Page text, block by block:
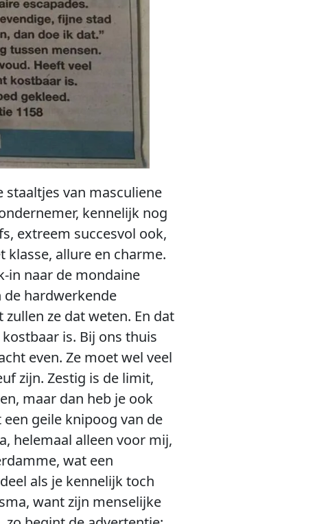
staaltjes van masculiene
kennelijk nog
extreem succesvol ook,
allure en charme.
in naar de mondaine
de hardwerkende
ze dat weten. En dat
is. Bij ons thuis
even. Ze moet wel veel
zijn. Zestig is de limit,
maar dan heb je ook
geile knipoog van de
helemaal alleen voor mij,
wat een
als je kennelijk toch
want zijn menselijke